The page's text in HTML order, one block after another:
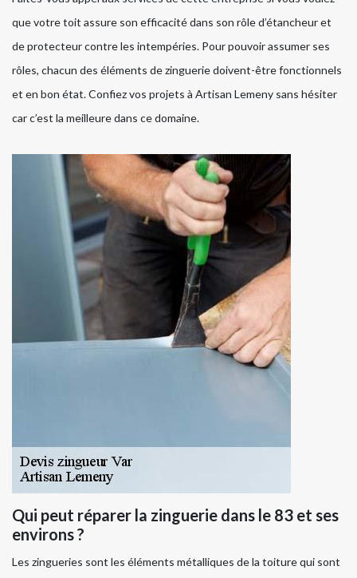
que votre toit assure son efficacité dans son rôle d’étancheur et
de protecteur contre les intempéries. Pour pouvoir assumer ses
rôles, chacun des éléments de zinguerie doivent-être fonctionnels
et en bon état. Confiez vos projets à Artisan Lemeny sans hésiter
car c’est la meilleure dans ce domaine.
Qui peut réparer la zinguerie dans le 83 et ses
environs ?
Les zingueries sont les éléments métalliques de la toiture qui sont